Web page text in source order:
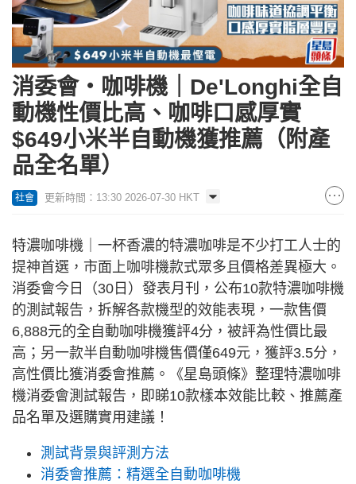
消委會‧咖啡機｜De'Longhi全自
動機性價比高、咖啡口感厚實
$649小米半自動機獲推薦（附產
品全名單）
社會 更新時間：13:30 2026-07-30 HKT
特濃咖啡機｜一杯香濃的特濃咖啡是不少打工人士的
提神首選，市面上咖啡機款式眾多且價格差異極大。
消委會今日（30日）發表月刊，公布10款特濃咖啡機
的測試報告，拆解各款機型的效能表現，一款售價
6,888元的全自動咖啡機獲評4分，被評為性價比最
高；另一款半自動咖啡機售價僅649元，獲評3.5分，
高性價比獲消委會推薦。《星島頭條》整理特濃咖啡
機消委會測試報告，即睇10款樣本效能比較、推薦產
品名單及選購實用建議！
測試背景與評測方法
消委會推薦：精選全自動咖啡機